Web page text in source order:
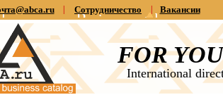
Сотрудничество Вакансии
FOR
International